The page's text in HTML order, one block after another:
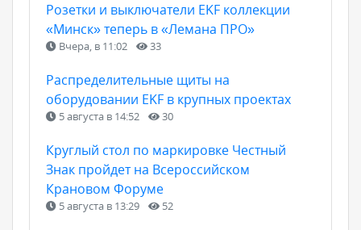
Розетки и выключатели EKF коллекции
«Минск» теперь в «Лемана ПРО»
Вчера, в 11:02 33
Распределительные щиты на
оборудовании EKF в крупных проектах
5 августа в 14:52 30
Круглый стол по маркировке Честный
Знак пройдет на Всероссийском
Крановом Форуме
5 августа в 13:29 52